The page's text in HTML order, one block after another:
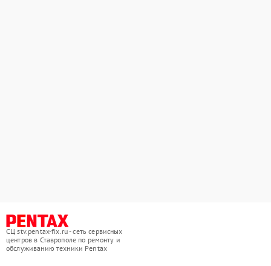
СЦ stv.pentax-fix.ru - сеть сервисных
центров в Ставрополе по ремонту и
обслуживанию техники Pentax